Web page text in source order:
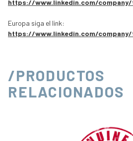
https://www.linkedin.com/
Europa siga el link:
https://www.linkedin.com/
/PRODUCTOS
RELACIONADOS